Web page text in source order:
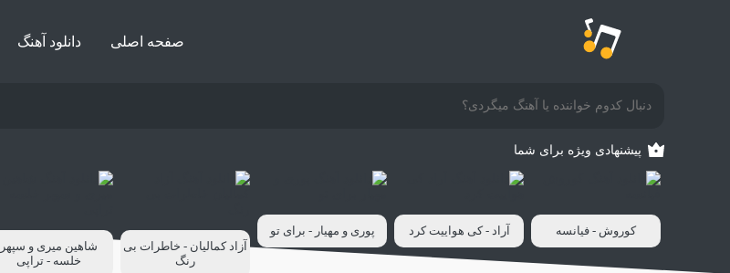
صفحه اصلی دانلود آهنگ
پیشنهادی ویژه برای شما
کوروش - فیانسه آراد - کی هواییت کرد
پوری و مهیار - برای تو
آزاد کمالیان - خاطرات بی
رنگ
شاهین میری و سپهر
خلسه - تراپی